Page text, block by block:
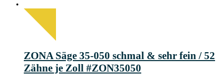
ZONA Säge 35-050 schmal & sehr fein / 52
Zähne je Zoll #ZON35050